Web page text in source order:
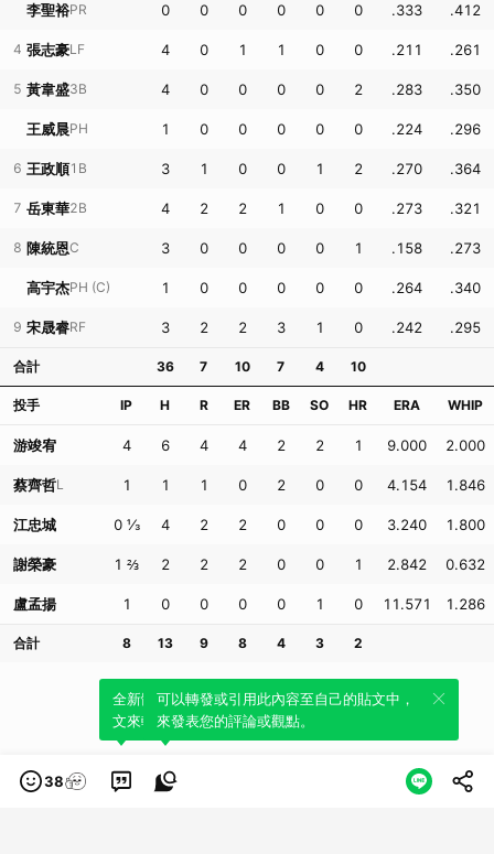
李聖裕PR 0 0 0 0 0 0 .333 .412
4 張志豪LF 4 0 1 1 0 0 .211 .261
5 黃韋盛3B 4 0 0 0 0 2 .283 .350
王威晨PH 1 0 0 0 0 0 .224 .296
6 王政順1B 3 1 0 0 1 2 .270 .364
7 岳東華2B 4 2 2 1 0 0 .273 .321
8 陳統恩C 3 0 0 0 0 1 .158 .273
高宇杰PH (C) 1 0 0 0 0 0 .264 .340
9 宋晟睿RF 3 2 2 3 1 0 .242 .295
合計 36 7 10 7 4 10
投手 IP H R ER BB SO HR ERA WHIP
游竣宥 4 6 4 4 2 2 1 9.000 2.000
蔡齊哲L 1 1 1 0 2 0 0 4.154 1.846
江忠城 0 ⅓ 4 2 2 0 0 0 3.240 1.800
謝榮豪 1 ⅔ 2 2 2 0 0 1 2.842 0.632
盧孟揚 1 0 0 0 0 1 0 11.571 1.286
合計 8 13 9 8 4 3 2
38
全新體驗！一鍵引用此內容，透過發布貼
文來輕鬆表達個人立場。
可以轉發或引用此內容至自己的貼文中，
來發表您的評論或觀點。